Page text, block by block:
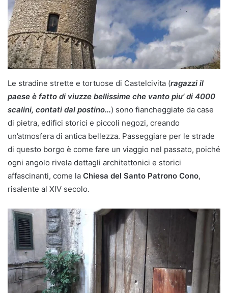
Le stradine strette e tortuose di Castelcivita (ragazzi il
paese è fatto di viuzze bellissime che vanto piu’ di 4000
scalini, contati dal postino…) sono fiancheggiate da case
di pietra, edifici storici e piccoli negozi, creando
un’atmosfera di antica bellezza. Passeggiare per le strade
di questo borgo è come fare un viaggio nel passato, poiché
ogni angolo rivela dettagli architettonici e storici
affascinanti, come la Chiesa del Santo Patrono Cono,
risalente al XIV secolo.